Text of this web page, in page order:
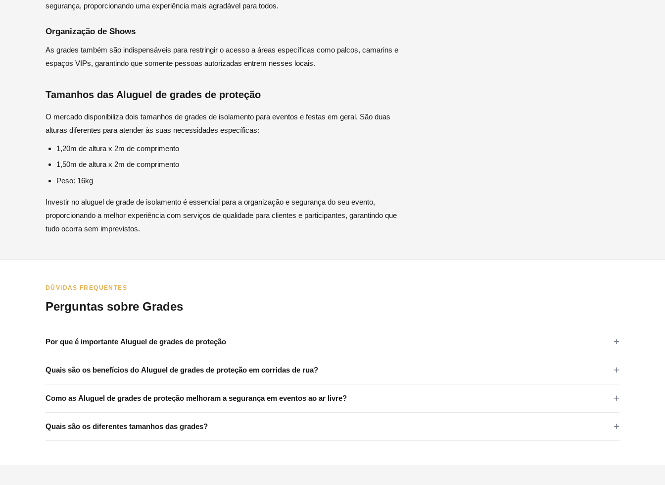
segurança, proporcionando uma experiência mais agradável para todos.
Organização de Shows
As grades também são indispensáveis para restringir o acesso a áreas específicas como palcos, camarins e
espaços VIPs, garantindo que somente pessoas autorizadas entrem nesses locais.
Tamanhos das Aluguel de grades de proteção
O mercado disponibiliza dois tamanhos de grades de isolamento para eventos e festas em geral. São duas
alturas diferentes para atender às suas necessidades específicas:
1,20m de altura x 2m de comprimento
1,50m de altura x 2m de comprimento
Peso: 16kg
Investir no aluguel de grade de isolamento é essencial para a organização e segurança do seu evento,
proporcionando a melhor experiência com serviços de qualidade para clientes e participantes, garantindo que
tudo ocorra sem imprevistos.
DÚVIDAS FREQUENTES
Perguntas sobre Grades
Por que é importante Aluguel de grades de proteção
aglomerações e facilitando a circulação. Além disso, as grades são resistentes e seguras, suportando o impacto do público e garantindo que áreas restritas sejam devidamente
isoladas.
Quais são os benefícios do Aluguel de grades de proteção em corridas de rua?
participantes quanto dos espectadores. As grades ajudam a evitar que pessoas não autorizadas entrem nas áreas de corrida e facilitam a organização geral do evento.
Como as Aluguel de grades de proteção melhoram a segurança em eventos ao ar livre?
ajudam a manter a ordem e a segurança, evitando tumultos e garantindo que apenas pessoas autorizadas tenham acesso a determinadas áreas, como palcos e espaços VIPs.
Quais são os diferentes tamanhos das grades?